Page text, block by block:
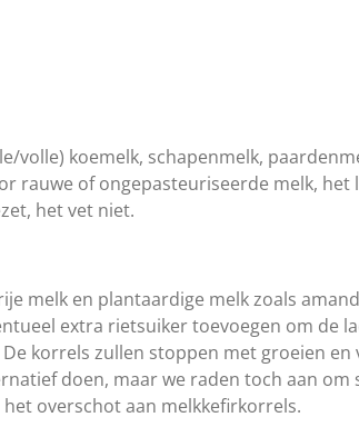
volle) koemelk, schapenmelk,
rauwe of ongepasteuriseerde melk, het
het vet niet.
melk en plantaardige melk zoals
extra rietsuiker toevoegen om de
korrels zullen stoppen met groeien
doen, maar we raden toch aan
overschot aan melkkefirkorrels.